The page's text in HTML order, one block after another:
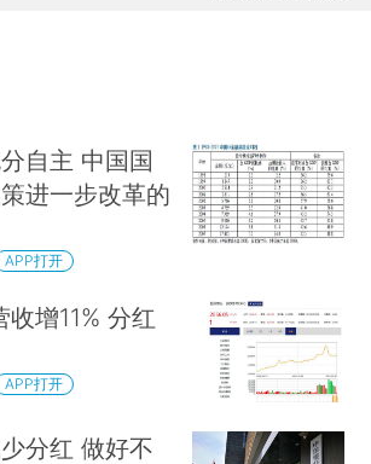
自主 中国国
进一步改革的
APP打开
增11% 分红
APP打开
分红 做好不